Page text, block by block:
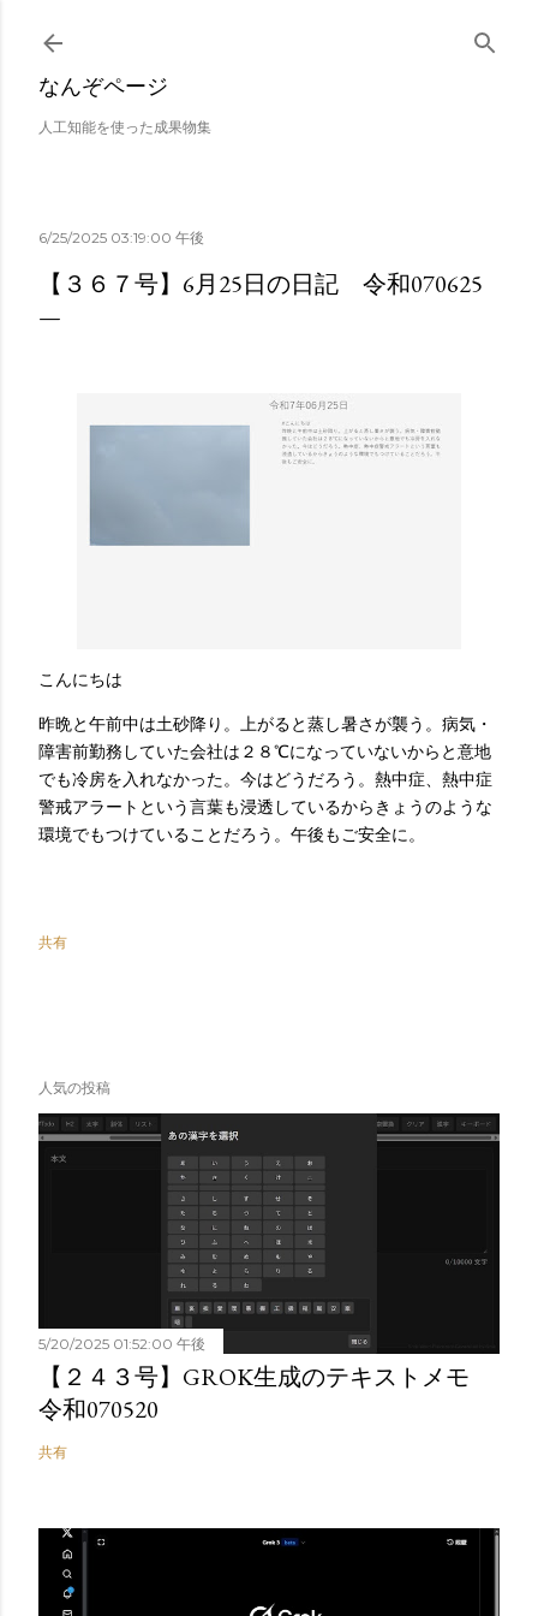
スキップしてメイン コンテンツに移動
なんぞページ
人工知能を使った成果物集
6/25/2025 03:19:00 午後
【３６７号】6月25日の日記 令和070625
こんにちは
昨晩と午前中は土砂降り。上がると蒸し暑さが襲う。病気・
障害前勤務していた会社は２８℃になっていないからと意地
でも冷房を入れなかった。今はどうだろう。熱中症、熱中症
警戒アラートという言葉も浸透しているからきょうのような
環境でもつけていることだろう。午後もご安全に。
共有
人気の投稿
5/20/2025 01:52:00 午後
【２４３号】GROK生成のテキストメモ
令和070520
共有